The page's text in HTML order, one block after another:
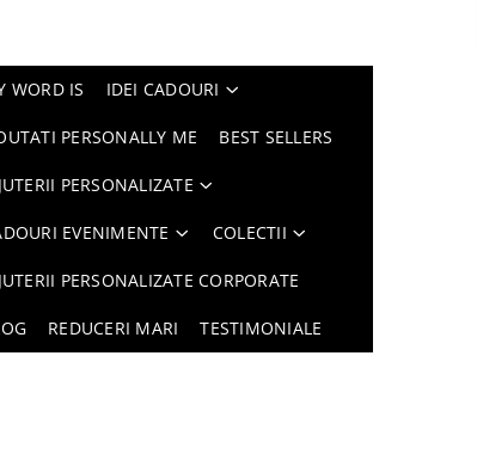
WORD IS IDEI CADOURI
PERSONALLY ME BEST SELLERS
PERSONALIZATE
EVENIMENTE COLECTII
PERSONALIZATE CORPORATE
REDUCERI MARI TESTIMONIALE